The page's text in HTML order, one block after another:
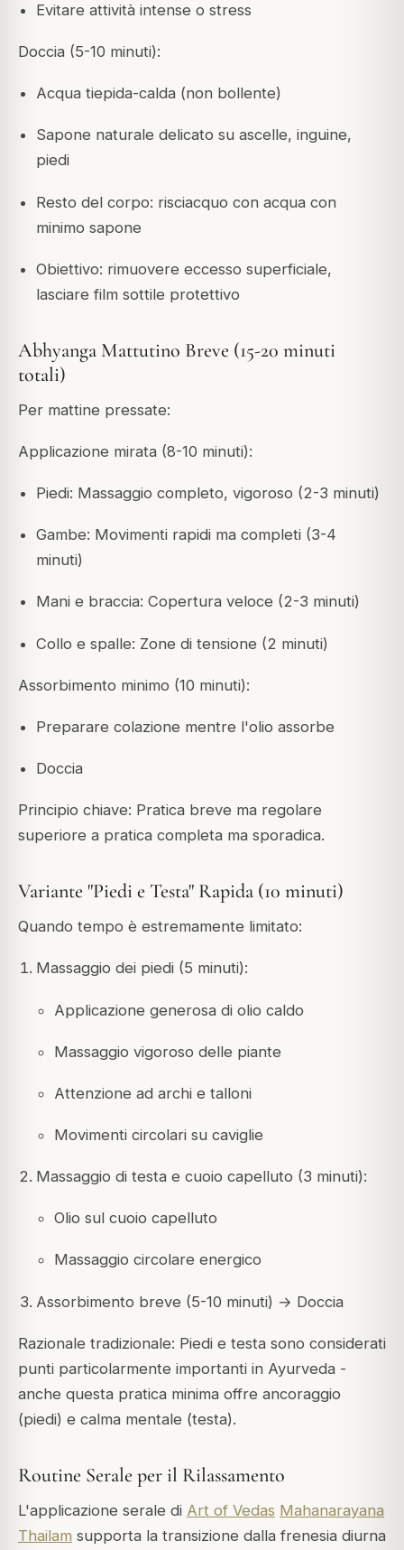
Evitare attività intense o stress
Doccia (5-10 minuti):
Acqua tiepida-calda (non bollente)
Sapone naturale delicato su ascelle, inguine,
piedi
Resto del corpo: risciacquo con acqua con
minimo sapone
Obiettivo: rimuovere eccesso superficiale,
lasciare film sottile protettivo
Abhyanga Mattutino Breve (15-20 minuti
totali)
Per mattine pressate:
Applicazione mirata (8-10 minuti):
Piedi: Massaggio completo, vigoroso (2-3 minuti)
Gambe: Movimenti rapidi ma completi (3-4
minuti)
Mani e braccia: Copertura veloce (2-3 minuti)
Collo e spalle: Zone di tensione (2 minuti)
Assorbimento minimo (10 minuti):
Preparare colazione mentre l'olio assorbe
Doccia
Principio chiave: Pratica breve ma regolare
superiore a pratica completa ma sporadica.
Variante "Piedi e Testa" Rapida (10 minuti)
Quando tempo è estremamente limitato:
Massaggio dei piedi (5 minuti):
Applicazione generosa di olio caldo
Massaggio vigoroso delle piante
Attenzione ad archi e talloni
Movimenti circolari su caviglie
Massaggio di testa e cuoio capelluto (3 minuti):
Olio sul cuoio capelluto
Massaggio circolare energico
Assorbimento breve (5-10 minuti) → Doccia
Razionale tradizionale: Piedi e testa sono considerati
punti particolarmente importanti in Ayurveda -
anche questa pratica minima offre ancoraggio
(piedi) e calma mentale (testa).
Routine Serale per il Rilassamento
L'applicazione serale di Art of Vedas Mahanarayana
Thailam supporta la transizione dalla frenesia diurna